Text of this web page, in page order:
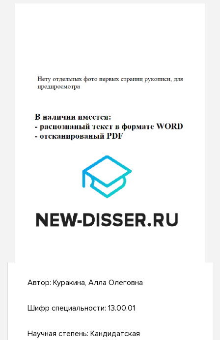
Автор: Куракина, Алла Олеговна
Шифр специальности: 13.00.01
Научная степень: Кандидатская